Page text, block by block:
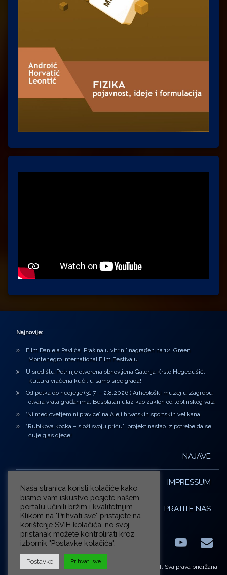
Najnovije:
Film Daniela Pavlića ‘Prašina u vitrini’ nagrađen na 12. Green
Montenegro International Film Festivalu
U središtu Petrinje otvorena obnovljena Galerija Krsto Hegedušić:
Kultura vraćena kući, u samo srce grada!
Od petka do nedjelje (31.7. – 2.8.2026.) Arheološki muzej u Zagrebu
otvara vrata građanima: Besplatan ulaz kao zaklon od toplinskog vala
‘Ni med cvetjem ni pravice’ na Aleji hrvatskih sportskih velikana
“Rubikova kocka – složi svoju priču”, projekt nastao iz potrebe da se
čuje glas djece!
NAJAVE
IMPRESSUM
PRATITE NAS
FacebookLinkedIn E-
© ZG-KULT. Sva prava pridržana.
Naša stranica koristi kolačiće kako
bismo vam iskustvo posjete našem
portalu učinili bržim i kvalitetnijim.
Klikom na "Prihvati sve" pristajete na
korištenje SVIH kolačića, no svoj
pristanak možete kontrolirati kroz
izbornik "Postavke kolačića".
Postavke Prihvati sve